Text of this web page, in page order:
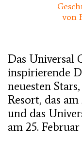
von
Das Universal
inspirierende
neuesten
Resort, das am
und das
am 25.